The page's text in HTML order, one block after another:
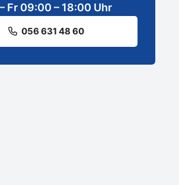
Fr 09:00 – 18:00 Uhr
056 631 48 60